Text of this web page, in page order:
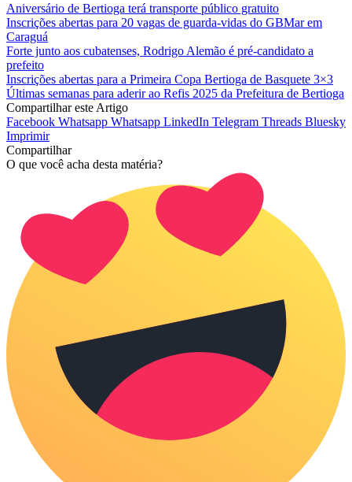
Aniversário de Bertioga terá transporte público gratuito
Inscrições abertas para 20 vagas de guarda-vidas do GBMar em
Caraguá
Forte junto aos cubatenses, Rodrigo Alemão é pré-candidato a
prefeito
Inscrições abertas para a Primeira Copa Bertioga de Basquete 3×3
Últimas semanas para aderir ao Refis 2025 da Prefeitura de Bertioga
Compartilhar este Artigo
Facebook Whatsapp Whatsapp LinkedIn Telegram Threads Bluesky
Imprimir
Compartilhar
O que você acha desta matéria?